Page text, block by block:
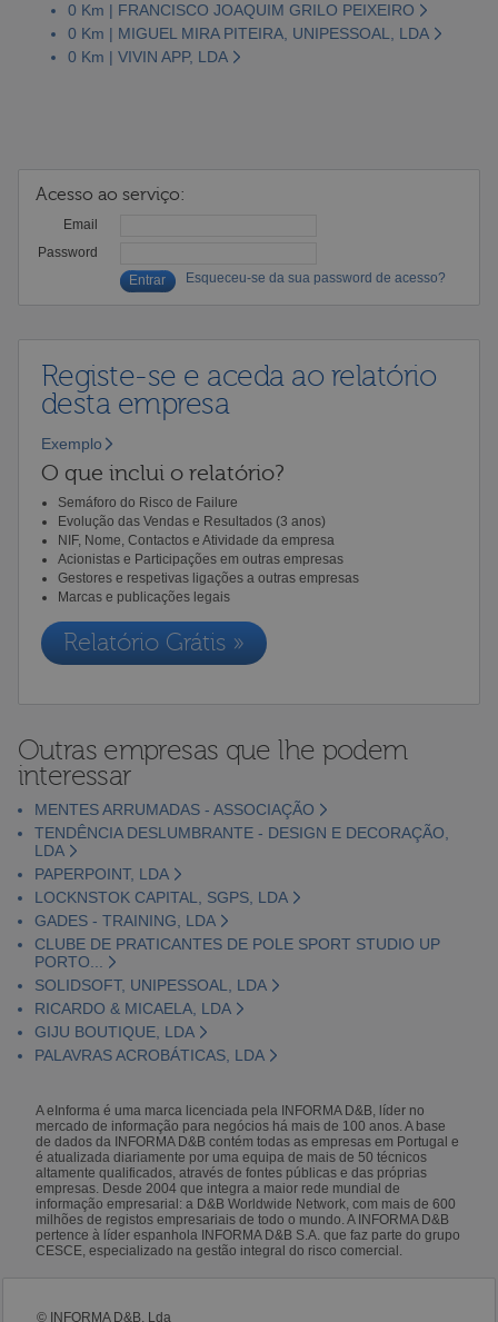
0 Km | FRANCISCO JOAQUIM GRILO PEIXEIRO
0 Km | MIGUEL MIRA PITEIRA, UNIPESSOAL, LDA
0 Km | VIVIN APP, LDA
Acesso ao serviço:
Email
Password
Esqueceu-se da sua password de acesso?
Registe-se e aceda ao relatório
desta empresa
Exemplo
O que inclui o relatório?
Semáforo do Risco de Failure
Evolução das Vendas e Resultados (3 anos)
NIF, Nome, Contactos e Atividade da empresa
Acionistas e Participações em outras empresas
Gestores e respetivas ligações a outras empresas
Marcas e publicações legais
Relatório Grátis »
Outras empresas que lhe podem
interessar
MENTES ARRUMADAS - ASSOCIAÇÃO
TENDÊNCIA DESLUMBRANTE - DESIGN E DECORAÇÃO,
LDA
PAPERPOINT, LDA
LOCKNSTOK CAPITAL, SGPS, LDA
GADES - TRAINING, LDA
CLUBE DE PRATICANTES DE POLE SPORT STUDIO UP
PORTO...
SOLIDSOFT, UNIPESSOAL, LDA
RICARDO & MICAELA, LDA
GIJU BOUTIQUE, LDA
PALAVRAS ACROBÁTICAS, LDA
A eInforma é uma marca licenciada pela INFORMA D&B, líder no
mercado de informação para negócios há mais de 100 anos. A base
de dados da INFORMA D&B contém todas as empresas em Portugal e
é atualizada diariamente por uma equipa de mais de 50 técnicos
altamente qualificados, através de fontes públicas e das próprias
empresas. Desde 2004 que integra a maior rede mundial de
informação empresarial: a D&B Worldwide Network, com mais de 600
milhões de registos empresariais de todo o mundo. A INFORMA D&B
pertence à líder espanhola INFORMA D&B S.A. que faz parte do grupo
CESCE, especializado na gestão integral do risco comercial.
© INFORMA D&B, Lda